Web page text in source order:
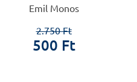
Emil Monos
2.750 Ft
500 Ft